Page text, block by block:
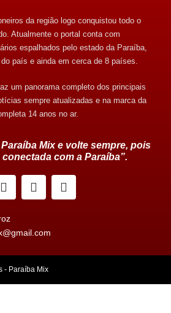
da região logo conquistou todo o
Atualmente o portal conta com
espalhados pelo estado da Paraíba,
país e ainda em cerca de 8 países.
um panorama completo dos principais
sempre atualizadas e na marca da
14 anos no ar.
Mix e volte sempre, pois
com a Paraíba”.
- Paraíba Mix